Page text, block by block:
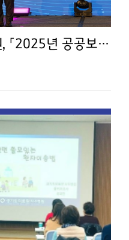
경기도의료원 안성병원, 「2025년 공공보건의료 성과보고회」 장관표창 수상